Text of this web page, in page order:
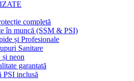
completă
în muncă (SSM & PSI)
și Profesionale
Sanitare
neon
garantată
PSI inclusă